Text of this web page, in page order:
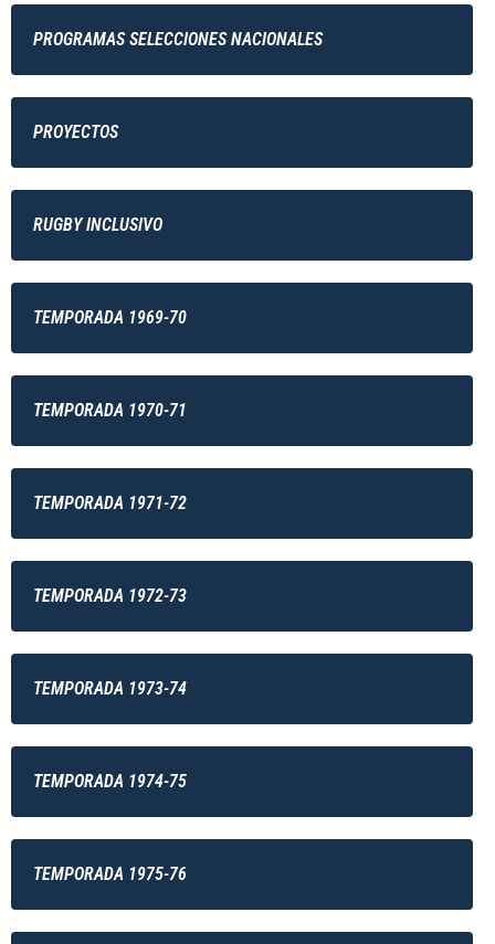
PROGRAMAS SELECCIONES NACIONALES
PROYECTOS
RUGBY INCLUSIVO
TEMPORADA 1969-70
TEMPORADA 1970-71
TEMPORADA 1971-72
TEMPORADA 1972-73
TEMPORADA 1973-74
TEMPORADA 1974-75
TEMPORADA 1975-76